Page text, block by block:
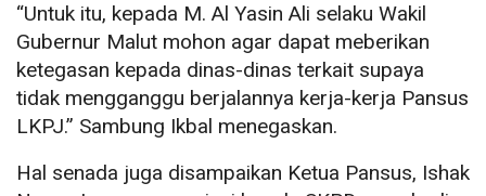
“Untuk itu, kepada M. Al Yasin Ali selaku Wakil
Gubernur Malut mohon agar dapat meberikan
ketegasan kepada dinas-dinas terkait supaya
tidak mengganggu berjalannya kerja-kerja Pansus
LKPJ.” Sambung Ikbal menegaskan.
Hal senada juga disampaikan Ketua Pansus, Ishak